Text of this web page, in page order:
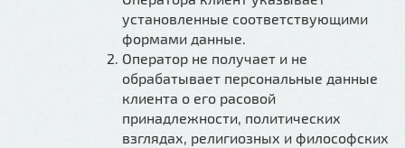
установленные соответствующими
формами данные.
Оператор не получает и не
обрабатывает персональные данные
клиента о его расовой
принадлежности, политических
взглядах, религиозных и философских